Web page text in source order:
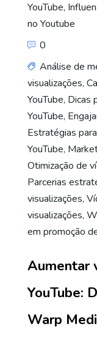
YouTube,
no Youtube
0
Análise de
visualizações,
YouTube, Dicas
YouTube,
Estratégias
YouTube,
Otimização de
Parcerias
visualizações,
visualizações,
em promoção
Aumentar
YouTube:
Warp